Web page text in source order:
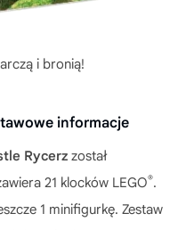
i bronią!
informacje
Rycerz został
21 klocków LEGO®.
1 minifigurkę. Zestaw